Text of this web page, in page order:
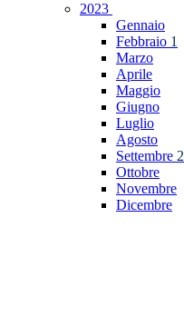
2023
Gennaio
Febbraio 1
Marzo
Aprile
Maggio
Giugno
Luglio
Agosto
Settembre 2
Ottobre
Novembre
Dicembre